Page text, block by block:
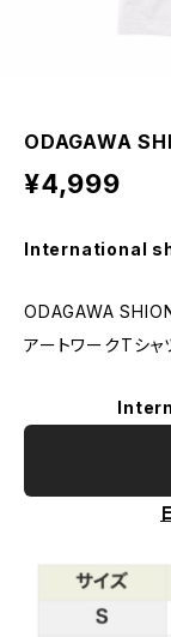
ODAGAWA
¥4,999
International
ODAGAWA
アートワークTシャ